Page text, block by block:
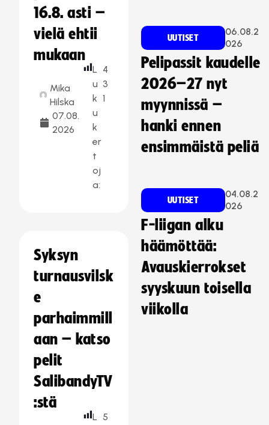
16.8. asti –
vielä ehtii
mukaan
Mika
Hilska
07.08.
2026
L
u
k
u
k
er
t
oj
a:
4
3
1
Syksyn
turnausvilsk
e
parhaimmill
aan – katso
pelit
SalibandyTV
:stä
L 5
UUTISET
06.08.2
026
Pelipassit kaudelle
2026–27 nyt
myynnissä –
hanki ennen
ensimmäistä peliä
UUTISET
04.08.2
026
F-liigan alku
häämöttää:
Avauskierrokset
syyskuun toisella
viikolla